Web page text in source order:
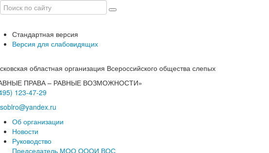
Стандартная версия
Версия для слабовидящих
областная организация Всероссийского общества слепых
ПРАВА – РАВНЫЕ ВОЗМОЖНОСТИ»
123-47-29
Об организации
Новости
Руководство
Председатель МОО ОООИ ВОС